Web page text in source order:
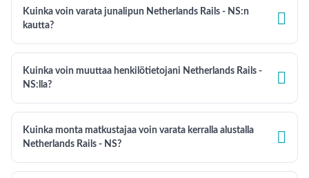
Kuinka voin varata junalipun Netherlands Rails - NS:n
kautta?

Kuinka voin muuttaa henkilötietojani Netherlands Rails -
NS:lla?

Kuinka monta matkustajaa voin varata kerralla alustalla
Netherlands Rails - NS?
